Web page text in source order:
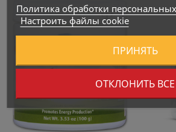
Политика обработки
Настроить файлы cookie
ОТКЛОНИТЬ ВСЕ
ПРИНЯТЬ